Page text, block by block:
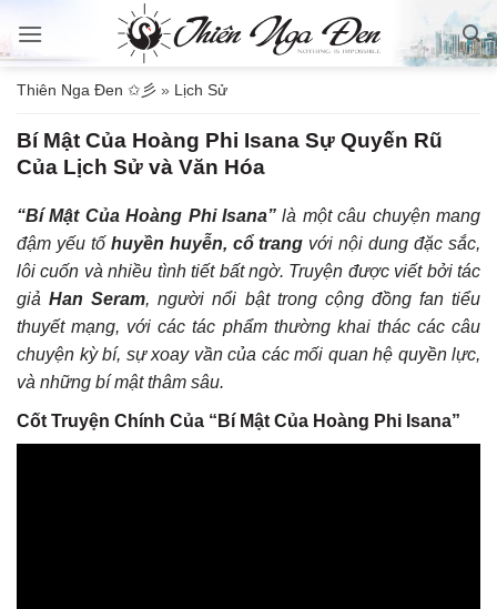
qua
dungThiên Nga Đen ✩彡 » Lịch Sử
Bí Mật Của Hoàng Phi Isana Sự Quyến Rũ
Của Lịch Sử và Văn Hóa
“Bí Mật Của Hoàng Phi Isana” là một câu chuyện mang
đậm yếu tố huyền huyễn, cổ trang với nội dung đặc sắc,
lôi cuốn và nhiều tình tiết bất ngờ. Truyện được viết bởi tác
giảHan Seram, người nổi bật trong cộng đồng fan tiểu
thuyết mạng, với các tác phẩm thường khai thác các câu
chuyện kỳ bí, sự xoay vần của các mối quan hệ quyền lực,
và những bí mật thâm sâu.
Cốt Truyện Chính Của “Bí Mật Của Hoàng Phi Isana”